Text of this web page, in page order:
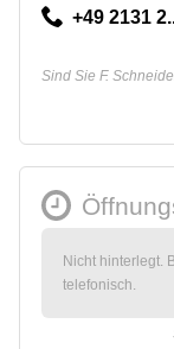
+49 2131
Sind Sie F.
Nicht hinterlegt.
telefonisch.